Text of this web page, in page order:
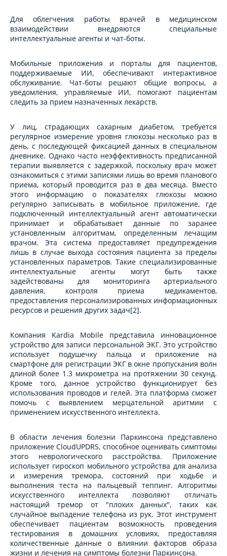
Для облегчения работы врачей в медицинском
взаимодействии внедряются специальные
интеллектуальные агенты и чат-боты.
Мобильные приложения и порталы для пациентов,
поддерживаемые ИИ, обеспечивают интерактивное
обслуживание. Чат-боты решают общие вопросы, а
уведомления, управляемые ИИ, помогают пациентам
следить за прием назначенных лекарств.
У лиц, страдающих сахарным диабетом, требуется
регулярное измерение уровня глюкозы несколько раз в
день, с последующей фиксацией данных в специальном
дневнике. Однако часто неэффективность предписанной
терапии выявляется с задержкой, поскольку врач может
ознакомиться с этими записями лишь во время планового
приема, который проводится раз в два месяца. Вместо
этого информацию о показателях глюкозы можно
регулярно записывать в мобильное приложение, где
подключенный интеллектуальный агент автоматически
принимает и обрабатывает данные по заранее
установленным алгоритмам, определенным лечащим
врачом. Эта система предоставляет предупреждения
лишь в случае выхода состояния пациента за пределы
установленных параметров. Такие специализированные
интеллектуальные агенты могут быть также
задействованы для мониторинга артериального
давления, контроля приема медикаментов,
предоставления персонализированных информационных
ресурсов и решения других задач[2].
Компания Kardia Mobile представила инновационное
устройство для записи персональной ЭКГ. Это устройство
использует подушечку пальца и приложение на
смартфоне для регистрации ЭКГ в окне пропускания волн
длиной более 1.3 микрометра на протяжении 30 секунд.
Кроме того, данное устройство функционирует без
использования проводов и гелей. Эта платформа сможет
помочь с выявлением мерцательной аритмии с
применением искусственного интеллекта.
В области лечения болезни Паркинсона представлено
приложение CloudUPDRS, способное оценивать симптомы
этого неврологического расстройства. Приложение
использует гироскоп мобильного устройства для анализа
и измерения тремора, состояний при ходьбе и
выполнения теста на пальцевый теппинг. Алгоритмы
искусственного интеллекта позволяют отличать
настоящий тремор от "плохих данных", таких как
случайное выпадение телефона из рук. Этот инструмент
обеспечивает пациентам возможность проведения
тестирования в домашних условиях, предоставляя
количественные данные о влиянии факторов образа
жизни и лечения на симптомы болезни Паркинсона.